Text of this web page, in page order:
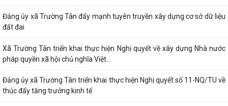
Xã Trường Tân xây dựng mô hình “Xã thượng tôn và tuân thủ pháp
luật”, nâng cao ý thức chấp hành...
Đảng ủy xã Trường Tân đẩy mạnh tuyên truyền xây dựng cơ sở dữ liệu
đất đai
Xã Trường Tân triển khai thực hiện Nghị quyết về xây dựng Nhà nước
pháp quyền xã hội chủ nghĩa Việt...